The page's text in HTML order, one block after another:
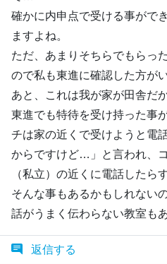
確かに内申点で受ける事がで
ますよね。
ただ、あまりそちらでもらっ
ので私も東進に確認した方が
あと、これは我が家が田舎だ
東進でも特待を受け持った事
チは家の近くで受けようと電
からですけど…」と言われ、
（私立）の近くに電話したら
そんな事もあるかもしれない
話がうまく伝わらない教室も
返信する